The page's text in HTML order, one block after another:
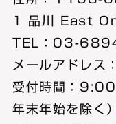
1 品川 East
TEL：03-
メールアドレ
受付時間：
年末年始を除く）